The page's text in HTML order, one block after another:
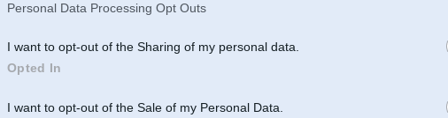
Personal Data Processing Opt Outs
I want to opt-out of the Sharing of my personal data.
Opted In
I want to opt-out of the Sale of my Personal Data.
no zzipa, ervalda un MBerga.
cenas bārā.
aicināti visi poweristi, gan jaunie, gan 'vecie' jauki pavadīt vakaru foršā atmosfērā